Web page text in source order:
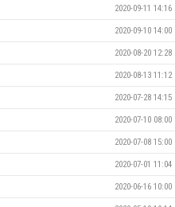
2020-09-11 14:16
2020-09-10 14:00
2020-08-20 12:28
2020-08-13 11:12
2020-07-28 14:15
2020-07-10 08:00
2020-07-08 15:00
2020-07-01 11:04
2020-06-16 10:00